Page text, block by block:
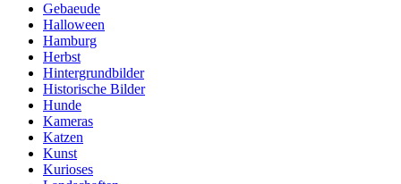
Gebaeude
Halloween
Hamburg
Herbst
Hintergrundbilder
Historische Bilder
Hunde
Kameras
Katzen
Kunst
Kurioses